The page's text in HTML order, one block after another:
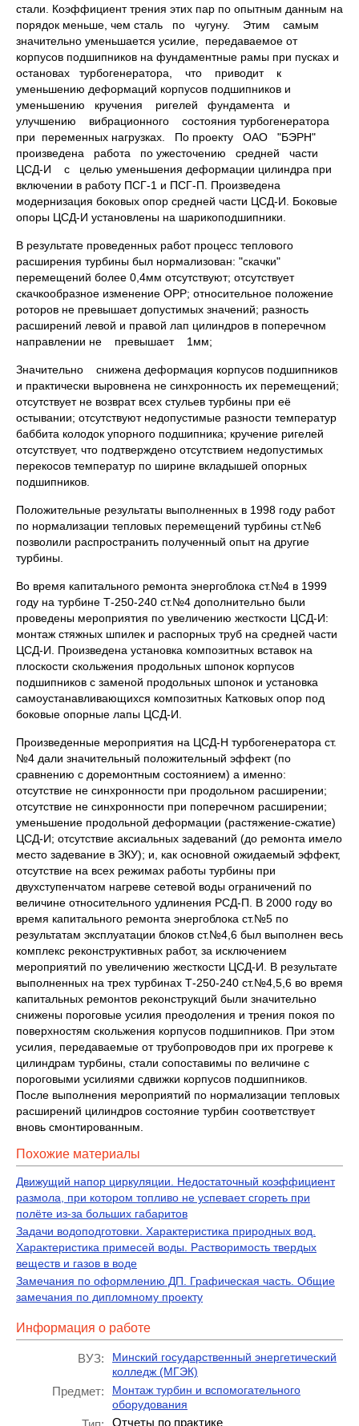
стали. Коэффициент трения этих пар по опытным данным на
порядок меньше, чем сталь по чугуну. Этим самым
значительно уменьшается усилие, передаваемое от
корпусов подшипников на фундаментные рамы при пусках и
остановах турбогенератора, что приводит к
уменьшению деформаций корпусов подшипников и
уменьшению кручения ригелей фундамента и
улучшению вибрационного состояния турбогенератора
при переменных нагрузках. По проекту ОАО "БЭРН"
произведена работа по ужесточению средней части
ЦСД-И с целью уменьшения деформации цилиндра при
включении в работу ПСГ-1 и ПСГ-П. Произведена
модернизация боковых опор средней части ЦСД-И. Боковые
опоры ЦСД-И установлены на шарикоподшипники.
В результате проведенных работ процесс теплового
расширения турбины был нормализован: "скачки"
перемещений более 0,4мм отсутствуют; отсутствует
скачкообразное изменение ОРР; относительное положение
роторов не превышает допустимых значений; разность
расширений левой и правой лап цилиндров в поперечном
направлении не превышает 1мм;
Значительно снижена деформация корпусов подшипников
и практически выровнена не синхронность их перемещений;
отсутствует не возврат всех стульев турбины при её
остывании; отсутствуют недопустимые разности температур
баббита колодок упорного подшипника; кручение ригелей
отсутствует, что подтверждено отсутствием недопустимых
перекосов температур по ширине вкладышей опорных
подшипников.
Положительные результаты выполненных в 1998 году работ
по нормализации тепловых перемещений турбины ст.№6
позволили распространить полученный опыт на другие
турбины.
Во время капитального ремонта энергоблока ст.№4 в 1999
году на турбине Т-250-240 ст.№4 дополнительно были
проведены мероприятия по увеличению жесткости ЦСД-И:
монтаж стяжных шпилек и распорных труб на средней части
ЦСД-И. Произведена установка композитных вставок на
плоскости скольжения продольных шпонок корпусов
подшипников с заменой продольных шпонок и установка
самоустанавливающихся композитных Катковых опор под
боковые опорные лапы ЦСД-И.
Произведенные мероприятия на ЦСД-Н турбогенератора ст.
№4 дали значительный положительный эффект (по
сравнению с доремонтным состоянием) а именно:
отсутствие не синхронности при продольном расширении;
отсутствие не синхронности при поперечном расширении;
уменьшение продольной деформации (растяжение-сжатие)
ЦСД-И; отсутствие аксиальных задеваний (до ремонта имело
место задевание в ЗКУ); и, как основной ожидаемый эффект,
отсутствие на всех режимах работы турбины при
двухступенчатом нагреве сетевой воды ограничений по
величине относительного удлинения РСД-П. В 2000 году во
время капитального ремонта энергоблока ст.№5 по
результатам эксплуатации блоков ст.№4,6 был выполнен весь
комплекс реконструктивных работ, за исключением
мероприятий по увеличению жесткости ЦСД-И. В результате
выполненных на трех турбинах Т-250-240 ст.№4,5,6 во время
капитальных ремонтов реконструкций были значительно
снижены пороговые усилия преодоления и трения покоя по
поверхностям скольжения корпусов подшипников. При этом
усилия, передаваемые от трубопроводов при их прогреве к
цилиндрам турбины, стали сопоставимы по величине с
пороговыми усилиями сдвижки корпусов подшипников.
После выполнения мероприятий по нормализации тепловых
расширений цилиндров состояние турбин соответствует
вновь смонтированным.
Похожие материалы
Движущий напор циркуляции. Недостаточный коэффициент
размола, при котором топливо не успевает сгореть при
полёте из-за больших габаритов
Задачи водоподготовки. Характеристика природных вод.
Характеристика примесей воды. Растворимость твердых
веществ и газов в воде
Замечания по оформлению ДП. Графическая часть. Общие
замечания по дипломному проекту
Информация о работе
ВУЗ:
Минский государственный энергетический
колледж (МГЭК)
Предмет:
Монтаж турбин и вспомогательного
оборудования
Отчеты по практике